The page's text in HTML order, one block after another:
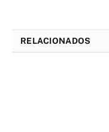
RELACIONADOS